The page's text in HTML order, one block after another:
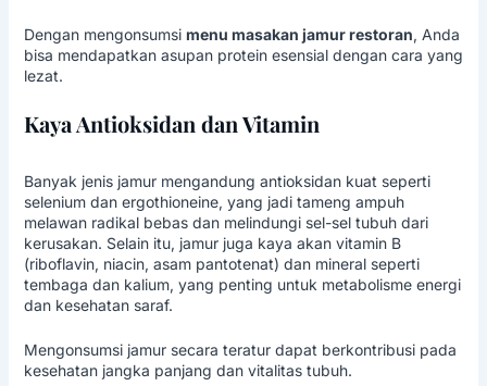
Dengan mengonsumsi menu masakan jamur restoran, Anda
bisa mendapatkan asupan protein esensial dengan cara yang
lezat.
Kaya Antioksidan dan Vitamin
Banyak jenis jamur mengandung antioksidan kuat seperti
selenium dan ergothioneine, yang jadi tameng ampuh
melawan radikal bebas dan melindungi sel-sel tubuh dari
kerusakan. Selain itu, jamur juga kaya akan vitamin B
(riboflavin, niacin, asam pantotenat) dan mineral seperti
tembaga dan kalium, yang penting untuk metabolisme energi
dan kesehatan saraf.
Mengonsumsi jamur secara teratur dapat berkontribusi pada
kesehatan jangka panjang dan vitalitas tubuh.